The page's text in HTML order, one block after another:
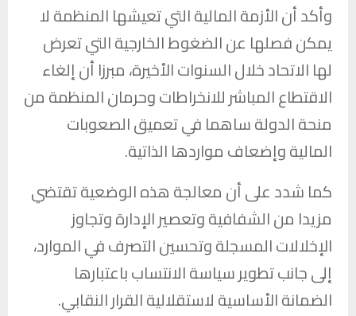
وأكد أن الأزمة المالية التي تعيشها المنظمة لا
يمكن فصلها عن الضغوط الخارجية التي تعرض
لها الاتحاد خلال السنوات الأخيرة، مبرزا أن إلغاء
الاقتطاع المباشر للانخراطات وحرمان المنظمة من
منحة الدولة ساهما في تعميق الصعوبات
المالية وإضعاف مواردها الذاتية.
كما شدد على أن معالجة هذه الوضعية تقتضي
مزيدا من الشفافية وتعصير الإدارة وتجاوز
الإخلالات المسجلة وتحسين التصرف في الموارد،
إلى جانب تطوير سياسة الانتساب باعتبارها
الضمانة الأساسية لاستقلالية القرار النقابي.